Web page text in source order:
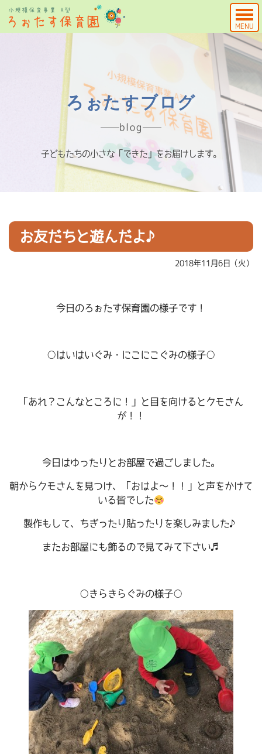
MENU
ろぉたすブログ
blog
子どもたちの小さな「できた」をお届けします。
お友だちと遊んだよ♪
2018年11月6日（火）
今日のろぉたす保育園の様子です！
○はいはいぐみ・にこにこぐみの様子○
「あれ？こんなところに！」と目を向けるとクモさん
が！！
今日はゆったりとお部屋で過ごしました。
朝からクモさんを見つけ、「おはよ～！！」と声をかけて
いる皆でした
製作もして、ちぎったり貼ったりを楽しみました♪
またお部屋にも飾るので見てみて下さい♬
○きらきらぐみの様子○